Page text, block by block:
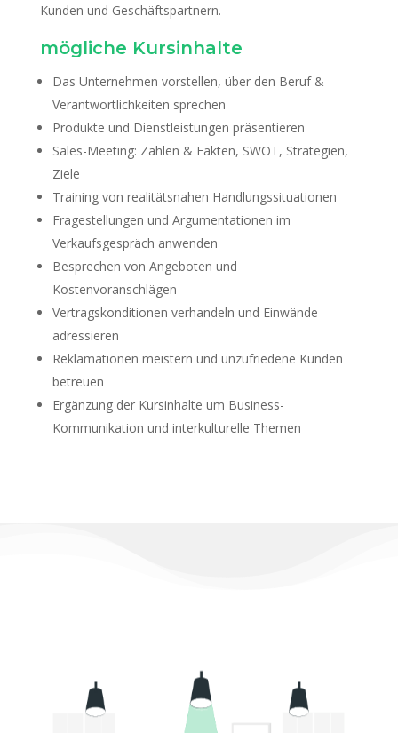
Kunden und Geschäftspartnern.
mögliche Kursinhalte
Das Unternehmen vorstellen, über den Beruf &
Verantwortlichkeiten sprechen
Produkte und Dienstleistungen präsentieren
Sales-Meeting: Zahlen & Fakten, SWOT, Strategien,
Ziele
Training von realitätsnahen Handlungssituationen
Fragestellungen und Argumentationen im
Verkaufsgespräch anwenden
Besprechen von Angeboten und
Kostenvoranschlägen
Vertragskonditionen verhandeln und Einwände
adressieren
Reklamationen meistern und unzufriedene Kunden
betreuen
Ergänzung der Kursinhalte um Business-
Kommunikation und interkulturelle Themen